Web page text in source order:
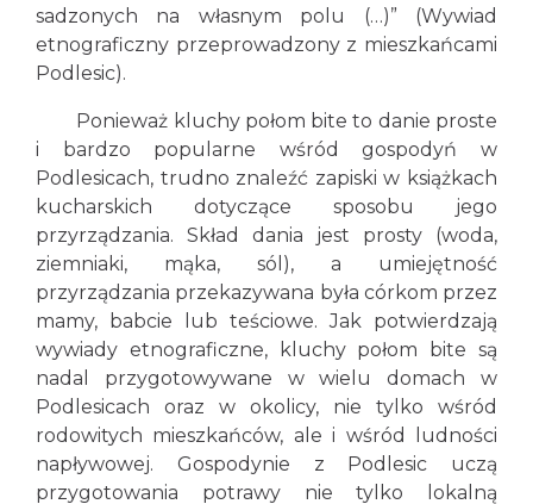
sadzonych na własnym polu (…)” (Wywiad
etnograficzny przeprowadzony z mieszkańcami
Podlesic).
Ponieważ kluchy połom bite to danie proste
i bardzo popularne wśród gospodyń w
Podlesicach, trudno znaleźć zapiski w książkach
kucharskich dotyczące sposobu jego
przyrządzania. Skład dania jest prosty (woda,
ziemniaki, mąka, sól), a umiejętność
przyrządzania przekazywana była córkom przez
mamy, babcie lub teściowe. Jak potwierdzają
wywiady etnograficzne, kluchy połom bite są
nadal przygotowywane w wielu domach w
Podlesicach oraz w okolicy, nie tylko wśród
rodowitych mieszkańców, ale i wśród ludności
napływowej. Gospodynie z Podlesic uczą
przygotowania potrawy nie tylko lokalną